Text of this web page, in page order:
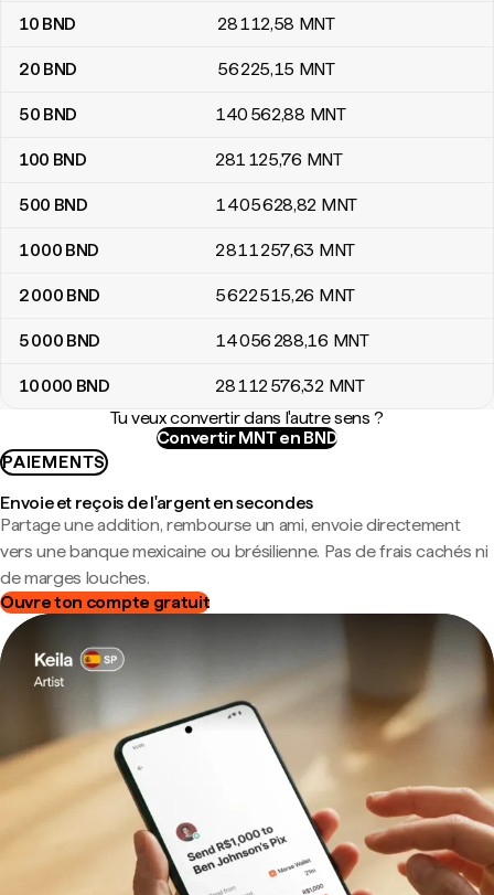
10 BND 28 112,58 MNT
20 BND 56 225,15 MNT
50 BND 140 562,88 MNT
100 BND 281 125,76 MNT
500 BND 1 405 628,82 MNT
1 000 BND 2 811 257,63 MNT
2 000 BND 5 622 515,26 MNT
5 000 BND 14 056 288,16 MNT
10 000 BND 28 112 576,32 MNT
Tu veux convertir dans l'autre sens ?
Convertir MNT en BND
PAIEMENTS
Envoie et reçois de l'argent en secondes
Partage une addition, rembourse un ami, envoie directement
vers une banque mexicaine ou brésilienne. Pas de frais cachés ni
de marges louches.
Ouvre ton compte gratuit